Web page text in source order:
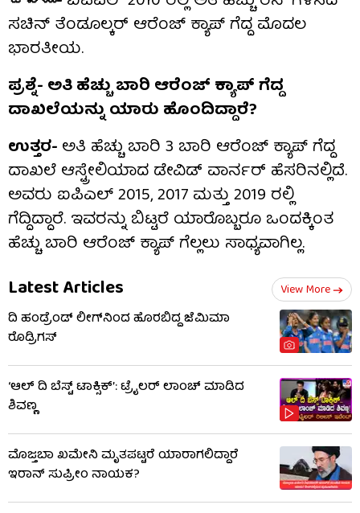
ಸಚಿನ್ ತೆಂಡೂಲ್ಕರ್ ಆರೆಂಜ್ ಕ್ಯಾಪ್ ಗೆದ್ದ ಮೊದಲ
ಭಾರತೀಯ.
ಪ್ರಶ್ನೆ- ಅತಿ ಹೆಚ್ಚು ಬಾರಿ ಆರೆಂಜ್ ಕ್ಯಾಪ್ ಗೆದ್ದ
ದಾಖಲೆಯನ್ನು ಯಾರು ಹೊಂದಿದ್ದಾರೆ?
ಉತ್ತರ- ಅತಿ ಹೆಚ್ಚು ಬಾರಿ 3 ಬಾರಿ ಆರೆಂಜ್ ಕ್ಯಾಪ್ ಗೆದ್ದ
ದಾಖಲೆ ಆಸ್ಟ್ರೇಲಿಯಾದ ಡೇವಿಡ್ ವಾರ್ನರ್ ಹೆಸರಿನಲ್ಲಿದೆ.
ಅವರು ಐಪಿಎಲ್ 2015, 2017 ಮತ್ತು 2019 ರಲ್ಲಿ
ಗೆದ್ದಿದ್ದಾರೆ. ಇವರನ್ನು ಬಿಟ್ಟರೆ ಯಾರೊಬ್ಬರೂ ಒಂದಕ್ಕಿಂತ
ಹೆಚ್ಚು ಬಾರಿ ಆರೆಂಜ್ ಕ್ಯಾಪ್ ಗೆಲ್ಲಲು ಸಾಧ್ಯವಾಗಿಲ್ಲ.
Latest Articles View More
ದಿ ಹಂಡ್ರೆಂಡ್ ಲೀಗ್​ನಿಂದ ಹೊರಬಿದ್ದ ಜೆಮಿಮಾ
ರೊಡ್ರಿಗಸ್
‘ಆಲ್​ ದಿ ಬೆಸ್ಟ್​ ಟಾಕ್ಸಿಕ್’: ಟ್ರೈಲರ್​ ಲಾಂಚ್ ಮಾಡಿದ
ಶಿವಣ್ಣ
ಮೊಜ್ತಬಾ ಖಮೇನಿ ಮೃತಪಟ್ಟರೆ ಯಾರಾಗಲಿದ್ದಾರೆ
ಇರಾನ್ ಸುಪ್ರೀಂ ನಾಯಕ?